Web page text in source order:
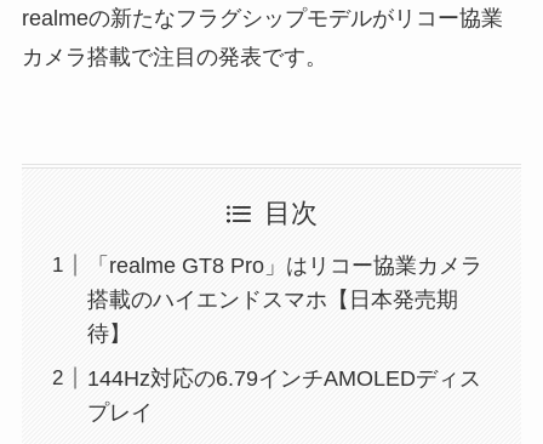
realmeの新たなフラグシップモデルがリコー協業
カメラ搭載で注目の発表です。
目次
「realme GT8 Pro」はリコー協業カメラ
搭載のハイエンドスマホ【日本発売期
待】
144Hz対応の6.79インチAMOLEDディス
プレイ